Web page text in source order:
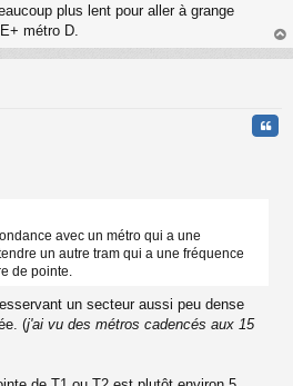
plus lent pour aller à grange
métro D.
au
avec un métro qui a une
un autre tram qui a une fréquence
de pointe.
un secteur aussi peu dense
(j'ai vu des métros cadencés aux 15